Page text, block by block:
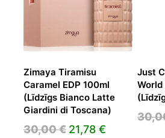
Zimaya Tiramisu
Caramel EDP 100ml
(Līdzīgs Bianco Latte
Giardini di Toscana)
30,00€ Original
21,78 €
Just
World